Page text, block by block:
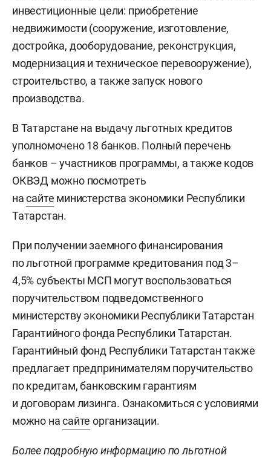
инвестиционные цели: приобретение
недвижимости (сооружение, изготовление,
достройка, дооборудование, реконструкция,
модернизация и техническое перевооружение),
строительство, а также запуск нового
производства.
В Татарстане на выдачу льготных кредитов
уполномочено 18 банков. Полный перечень
банков – участников программы, а также кодов
ОКВЭД можно посмотреть
насайте министерства экономики Республики
Татарстан.
При получении заемного финансирования
по льготной программе кредитования под 3–
4,5% субъекты МСП могут воспользоваться
поручительством подведомственного
министерству экономики Республики Татарстан
Гарантийного фонда Республики Татарстан.
Гарантийный фонд Республики Татарстан также
предлагает предпринимателям поручительство
по кредитам, банковским гарантиям
и договорам лизинга. Ознакомиться с условиями
можно насайте организации.
Более подробную информацию по льготной